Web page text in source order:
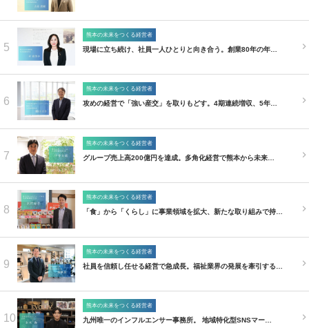
5
熊本の未来をつくる経営者
現場に立ち続け、社員一人ひとりと向き合う。創業80年の年…
6
熊本の未来をつくる経営者
攻めの経営で「強い産交」を取りもどす。4期連続増収、5年…
7
熊本の未来をつくる経営者
グループ売上高200億円を達成。多角化経営で熊本から未来…
8
熊本の未来をつくる経営者
「食」から「くらし」に事業領域を拡大、新たな取り組みで持…
9
熊本の未来をつくる経営者
社員を信頼し任せる経営で急成長。福祉業界の発展を牽引する…
10
熊本の未来をつくる経営者
九州唯一のインフルエンサー事務所。 地域特化型SNSマー…